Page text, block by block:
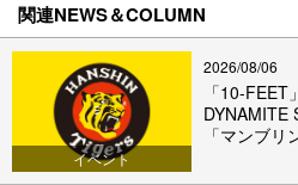
関連NEWS＆COLUMN
イベント
2026/08/06
「10-
DYNAMITE
「マンブリ